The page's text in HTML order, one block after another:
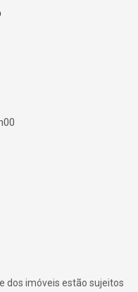
dos imóveis estão sujeitos